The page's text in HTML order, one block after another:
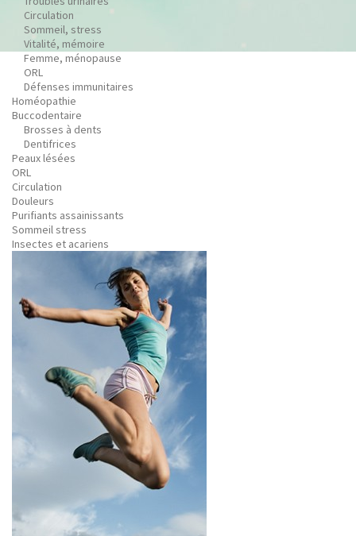
Circulation
Sommeil, stress
Vitalité, mémoire
Femme, ménopause
ORL
Défenses immunitaires
Homéopathie
Buccodentaire
Brosses à dents
Dentifrices
Peaux lésées
ORL
Circulation
Douleurs
Purifiants assainissants
Sommeil stress
Insectes et acariens